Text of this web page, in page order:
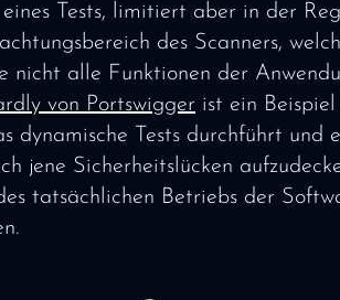
eines Tests, limitiert aber in der
des Scanners,
nicht alle Funktionen der
von Portswigger ist ein
dynamische Tests durchführt und
jene Sicherheitslücken
tatsächlichen Betriebs der